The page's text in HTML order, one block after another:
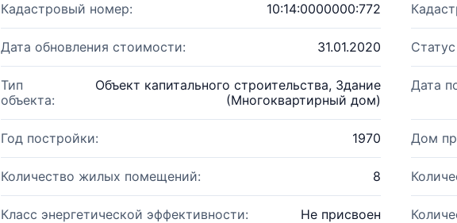
Кадастровый номер: 10:14:0000000:772
Дата обновления стоимости: 31.01.2020
Тип
объекта:
Объект капитального строительства, Здание
(Многоквартирный дом)
Дата
Год постройки: 1970 Дом
Количество жилых помещений: 8
Класс энергетической эффективности: Не присвоен